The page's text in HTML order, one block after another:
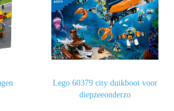
Lego 60379 city duikboot voor
diepzeeonderzo